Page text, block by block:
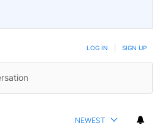
LOG IN SIGN UP
NEWEST